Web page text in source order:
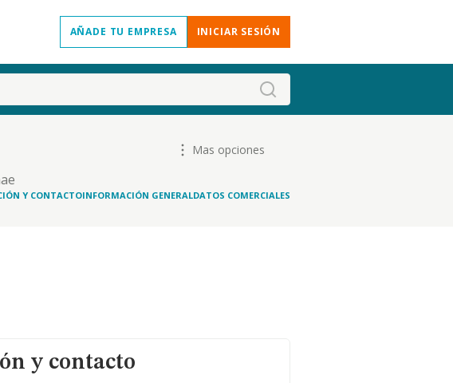
AÑADE TU EMPRESA INICIAR SESIÓN
Mas opciones
Y CONTACTOINFORMACIÓN GENERALDATOS COMERCIALES
y contacto